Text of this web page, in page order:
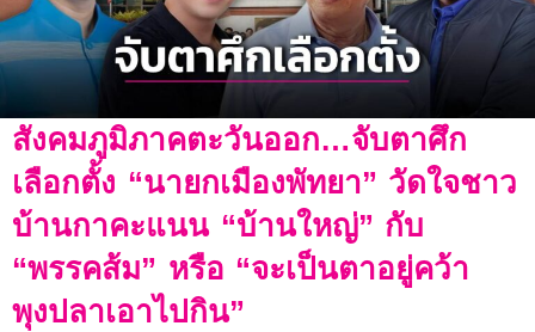
สังคมภูมิภาคตะวันออก…จับตาศึก
เลือกตั้ง “นายกเมืองพัทยา” วัดใจชาว
บ้านกาคะแนน “บ้านใหญ่” กับ
“พรรคส้ม” หรือ “จะเป็นตาอยู่คว้า
พุงปลาเอาไปกิน”